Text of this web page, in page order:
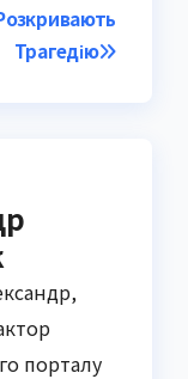
Трагедію
порталу